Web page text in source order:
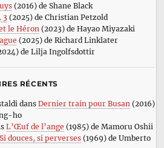
(2016) de Shane Black
3 (2025) de Christian Petzold
le Héron(2023) de Hayao Miyazaki
(2025) de Richard Linklater
de Lilja Ingolfsdottir
RÉCENTS
dans Dernier train pour Busan (2016)
ho
L’Œuf de l’ange (1985) de Mamoru Oshii
Si douces, si perverses(1969) de Umberto